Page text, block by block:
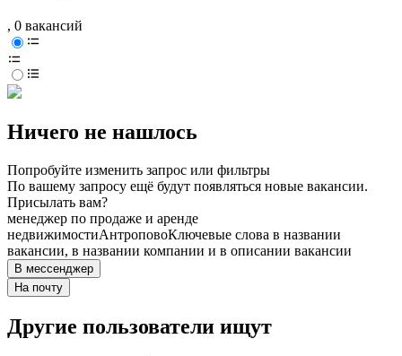
, 0 вакансий
Ничего не нашлось
Попробуйте изменить запрос или фильтры
По вашему запросу ещё будут появляться новые вакансии.
Присылать вам?
менеджер по продаже и аренде
недвижимостиАнтроповоКлючевые слова в названии
вакансии, в названии компании и в описании вакансии
В мессенджер
На почту
Другие пользователи ищут